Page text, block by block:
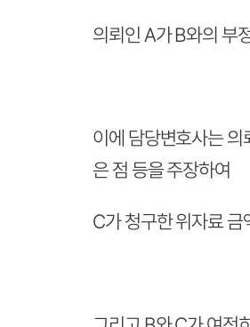
의뢰인 A가 B와의 부
이에 담당변호사는
은 점 등을 주장하여
C가 청구한 위자료